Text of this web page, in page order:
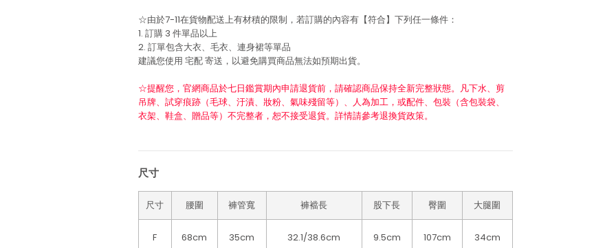
☆由於7-11在貨物配送上有材積的限制，若訂購的內容有【符合】下列任一條件：
1. 訂購 3 件單品以上
2. 訂單包含大衣、毛衣、連身裙等單品
建議您使用 宅配寄送，以避免購買商品無法如預期出貨。
☆提醒您，官網商品於七日鑑賞期內申請退貨前，請確認商品保持全新完整狀態。凡下水、剪
吊牌、試穿痕跡（毛球、汙漬、妝粉、氣味殘留等）、人為加工，或配件、包裝（含包裝袋、
衣架、鞋盒、贈品等）不完整者，恕不接受退貨。詳情請參考退換貨政策。
尺寸
尺寸 腰圍 褲管寬 褲襠長 股下長 臀圍 大腿圍
F 68cm 35cm 32.1/38.6cm 9.5cm 107cm 34cm